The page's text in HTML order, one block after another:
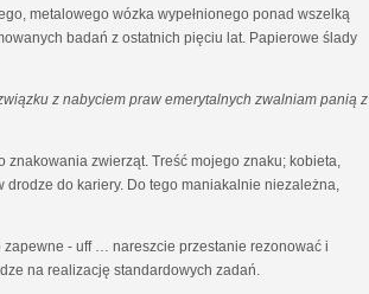
metalowego wózka wypełnionego ponad wszelką
badań z ostatnich pięciu lat. Papierowe ślady
z nabyciem praw emerytalnych zwalniam panią z
zwierząt. Treść mojego znaku; kobieta,
do kariery. Do tego maniakalnie niezależna,
zapewne - uff … nareszcie przestanie rezonować i
na realizację standardowych zadań.